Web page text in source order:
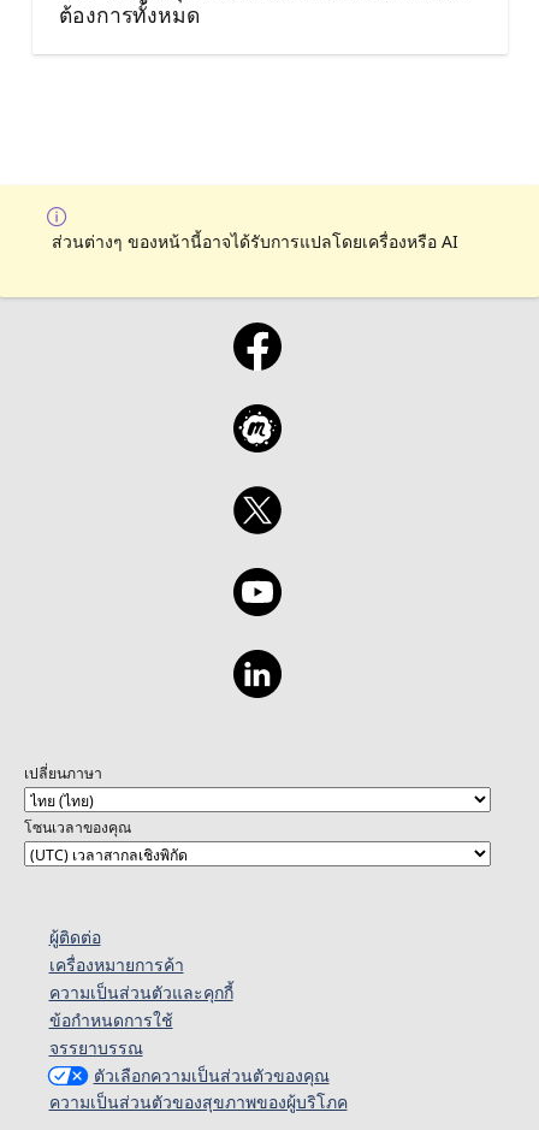
ต้องการทั้งหมด
ส่วนต่างๆ ของหน้านี้อาจได้รับการแปลโดยเครื่องหรือ AI
เปลี่ยนภาษา
โซนเวลาของคุณ
ผู้ติดต่อ
เครื่องหมายการค้า
ความเป็นส่วนตัวและคุกกี้
ข้อกำหนดการใช้
จรรยาบรรณ
ตัวเลือกความเป็นส่วนตัวของคุณ
ความเป็นส่วนตัวของสุขภาพของผู้บริโภค